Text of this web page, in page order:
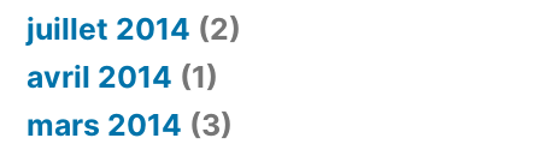
juillet 2014 (2)
avril 2014 (1)
mars 2014 (3)